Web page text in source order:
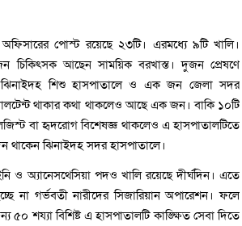
পোস্ট রয়েছে ২৩টি। এরমধ্যে ৯টি খালি।
চিকিৎসক আছেন সাময়িক বরখাস্ত। দুজন প্রেষণে
ঝিনাইদহ শিশু হাসপাতালে ও এক জন জেলা সদর
থাকার কথা থাকলেও আছে এক জন। বাকি ১০টি
বা হৃদরোগ বিশেষজ্ঞ থাকলেও এ হাসপাতালটিতে
থাকেন ঝিনাইদহ সদর হাসপাতালে।
ও অ্যানেসথেসিয়া পদও খালি রয়েছে দীর্ঘদিন। এতে
না গর্ভবতী নারীদের সিজারিয়ান অপারেশন। ফলে
৫০ শয্যা বিশিষ্ট এ হাসপাতালটি কাঙ্ক্ষিত সেবা দিতে